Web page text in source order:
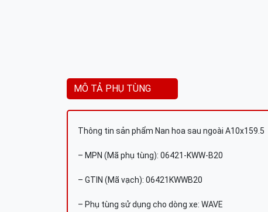
MÔ TẢ PHỤ TÙNG
Thông tin sản phẩm Nan hoa sau ngoài A10x159.5
– MPN (Mã phụ tùng): 06421-KWW-B20
– GTIN (Mã vạch): 06421KWWB20
– Phụ tùng sử dụng cho dòng xe: WAVE